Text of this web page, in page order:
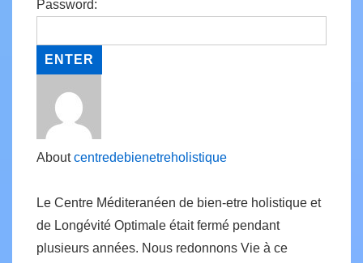
Password:
Aboutcentredebienetreholistique
Le Centre Méditeranéen de bien-etre holistique et
de Longévité Optimale était fermé pendant
plusieurs années. Nous redonnons Vie à ce